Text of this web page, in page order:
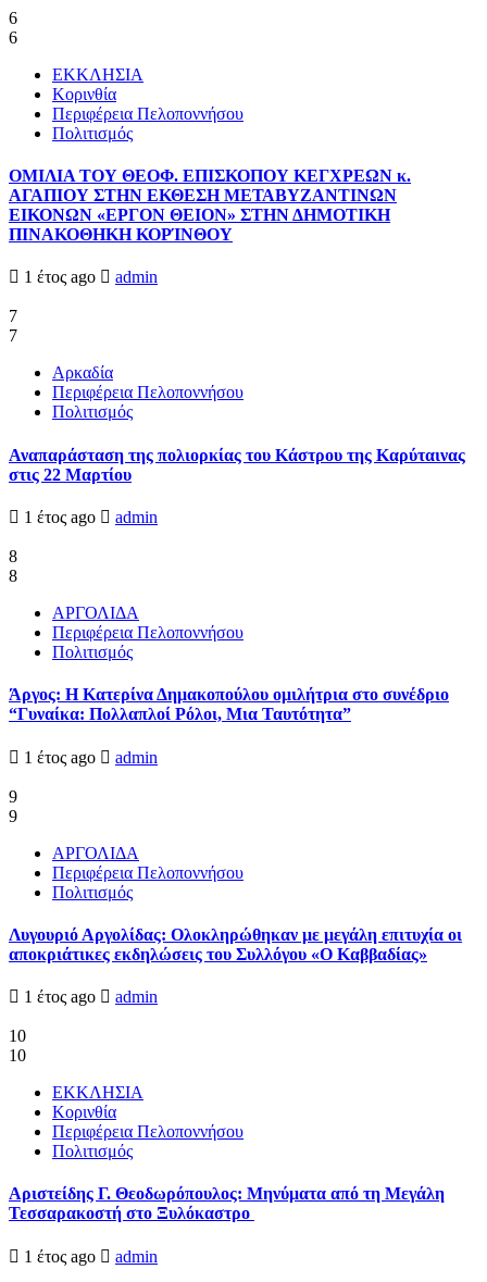
6
6
ΕΚΚΛΗΣΙΑ
Κορινθία
Περιφέρεια Πελοποννήσου
Πολιτισμός
ΟΜΙΛΙΑ ΤΟΥ ΘΕΟΦ. ΕΠΙΣΚΟΠΟΥ ΚΕΓΧΡΕΩΝ κ.
ΑΓΑΠΙΟΥ ΣΤΗΝ ΕΚΘΕΣΗ ΜΕΤΑΒΥΖΑΝΤΙΝΩΝ
ΕΙΚΟΝΩΝ «ΕΡΓΟΝ ΘΕΙΟΝ» ΣΤΗΝ ΔΗΜΟΤΙΚΗ
ΠΙΝΑΚΟΘΗΚΗ ΚΟΡΊΝΘΟΥ
1 έτος ago admin
7
7
Αρκαδία
Περιφέρεια Πελοποννήσου
Πολιτισμός
Αναπαράσταση της πολιορκίας του Κάστρου της Καρύταινας
στις 22 Μαρτίου
1 έτος ago admin
8
8
ΑΡΓΟΛΙΔΑ
Περιφέρεια Πελοποννήσου
Πολιτισμός
Άργος: Η Κατερίνα Δημακοπούλου ομιλήτρια στο συνέδριο
“Γυναίκα: Πολλαπλοί Ρόλοι, Μια Ταυτότητα”
1 έτος ago admin
9
9
ΑΡΓΟΛΙΔΑ
Περιφέρεια Πελοποννήσου
Πολιτισμός
Λυγουριό Αργολίδας: Ολοκληρώθηκαν με μεγάλη επιτυχία οι
αποκριάτικες εκδηλώσεις του Συλλόγου «Ο Καββαδίας»
1 έτος ago admin
10
10
ΕΚΚΛΗΣΙΑ
Κορινθία
Περιφέρεια Πελοποννήσου
Πολιτισμός
Αριστείδης Γ. Θεοδωρόπουλος: Μηνύματα από τη Μεγάλη
Τεσσαρακοστή στο Ξυλόκαστρο
1 έτος ago admin